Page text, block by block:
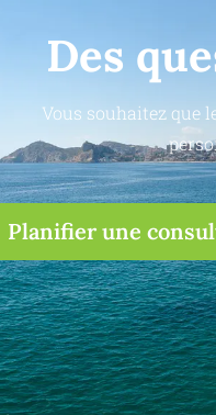
Des
Vous souhaitez que
Planifier une